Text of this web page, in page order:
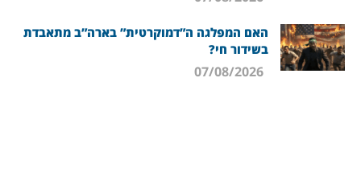
האם המפלגה ה”דמוקרטית” בארה”ב מתאבדת
בשידור חי?